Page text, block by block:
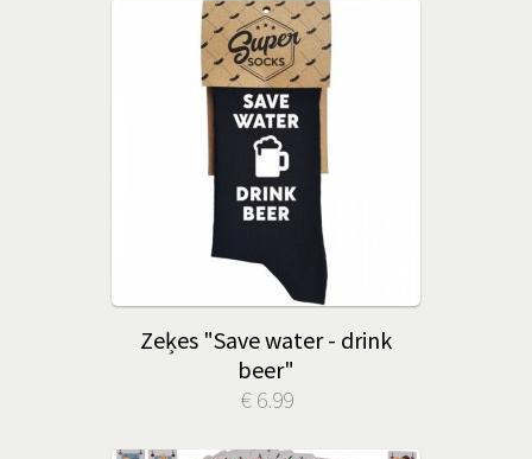
Zeķes "Save water - drink
beer"
€ 6.99